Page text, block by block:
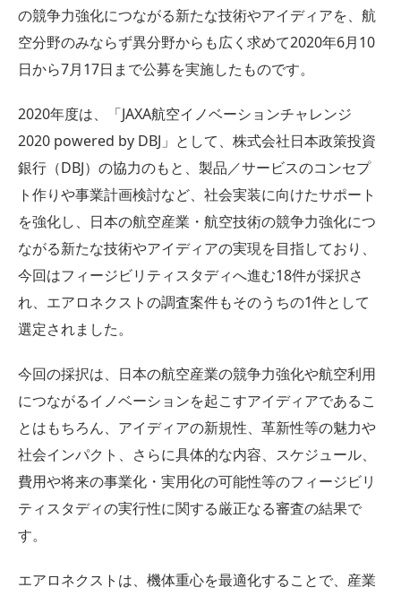
の競争力強化につながる新たな技術やアイディアを、航
空分野のみならず異分野からも広く求めて2020年6月10
日から7月17日まで公募を実施したものです。
2020年度は、「JAXA航空イノベーションチャレンジ
2020 powered by DBJ」として、株式会社日本政策投資
銀行（DBJ）の協力のもと、製品／サービスのコンセプ
ト作りや事業計画検討など、社会実装に向けたサポート
を強化し、日本の航空産業・航空技術の競争力強化につ
ながる新たな技術やアイディアの実現を目指しており、
今回はフィージビリティスタディへ進む18件が採択さ
れ、エアロネクストの調査案件もそのうちの1件として
選定されました。
今回の採択は、日本の航空産業の競争力強化や航空利用
につながるイノベーションを起こすアイディアであるこ
とはもちろん、アイディアの新規性、革新性等の魅力や
社会インパクト、さらに具体的な内容、スケジュール、
費用や将来の事業化・実用化の可能性等のフィージビリ
ティスタディの実行性に関する厳正なる審査の結果で
す。
エアロネクストは、機体重心を最適化することで、産業